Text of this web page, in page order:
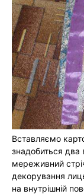
Вставляємо
знадобиться два
мереживний
декорування
на внутрішній